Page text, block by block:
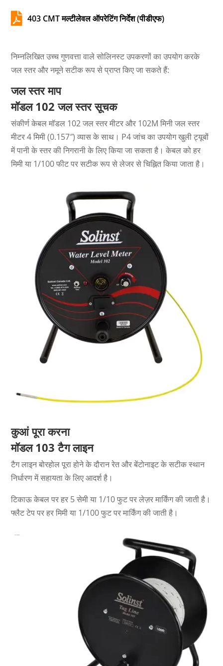
 403 CMT मल्टीलेवल ऑपरेटिंग निर्देश (पीडीएफ)
निम्नलिखित उच्च गुणवत्ता वाले सोलिनस्ट उपकरणों का उपयोग करके
जल स्तर और नमूने सटीक रूप से प्राप्त किए जा सकते हैं:
जल स्तर माप
मॉडल 102 जल स्तर सूचक
संकीर्ण केबल मॉडल 102 जल स्तर मीटर और 102M मिनी जल स्तर
मीटर 4 मिमी (0.157″) व्यास के साथ। P4 जांच का उपयोग खुली ट्यूबों
में पानी के स्तर की निगरानी के लिए किया जा सकता है। केबल को हर
मिमी या 1/100 फीट पर सटीक रूप से लेजर से चिह्नित किया जाता है।
कुआं पूरा करना
मॉडल 103 टैग लाइन
टैग लाइन बोरहोल पूरा होने के दौरान रेत और बेंटोनाइट के सटीक स्थान
निर्धारण में सहायता के लिए आदर्श है।
टिकाऊ केबल पर हर 5 सेमी या 1/10 फुट पर लेज़र मार्किंग की जाती है।
फ्लैट टेप पर हर मिमी या 1/100 फुट पर मार्किंग की जाती है।